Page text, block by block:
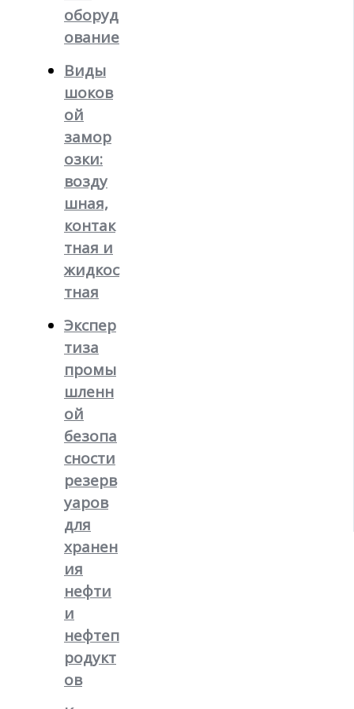
оборуд
ование
Виды
шоков
ой
замор
озки:
возду
шная,
контак
тная и
жидкос
тная
Экспер
тиза
промы
шленн
ой
безопа
сности
резерв
уаров
для
хранен
ия
нефти
и
нефтеп
родукт
ов